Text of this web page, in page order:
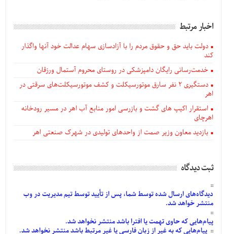
اخبار مرتبط
دولت باید حق و حقوق مردم را با آزادسازی سهام عدالت خود آنها واگذار
کند
خدمت‌رسانی رایگان دامپزشکی در روستای محروم آستمال ورزقان
دستگيری ۲ نفر سارق موتورسیکلت و کشف موتورسیکلت‌های سرقتی در
اهر
استقرار اکیپ های گشت و بازرسی امور منابع آب اهر در مسیر رودخانه
اهرچای
بازدید معاون وزیر صمت از واحدهای تولیدی در شهرک صنعتی اهر
ثبت دیدگاه
دیدگاه‌هایارسالشدهتوسط شما، پس ازتأییدتوسط تیم مدیریت در وب
منتشر خواهد شد.
پیام‌هاییکه حاوی تهمت یا افترا باشد منتشر نخواهد شد.
پیام‌هاییکه به غیر از زبان فارسی یا غیر مرتبط باشد منتشر نخواهد شد.